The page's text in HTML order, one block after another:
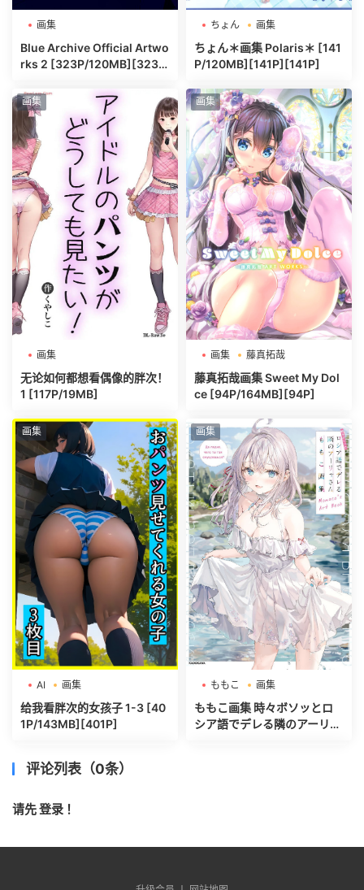
画集
Blue Archive Official Artwo
rks 2 [323P/120MB][323
ちょん 画集
ちょん＊画集 Polaris＊ [141
P/120MB][141P][141P]
画集
画集
无论如何都想看偶像的胖次！
1 [117P/19MB]
画集
画集 藤真拓哉
藤真拓哉画集 Sweet My Dol
ce [94P/164MB][94P]
画集
AI 画集
给我看胖次的女孩子 1-3 [40
1P/143MB][401P]
画集
ももこ 画集
ももこ画集 時々ボソッとロ
シア語でデレる隣のアーリャ
评论列表（0条）
请先登录 ！